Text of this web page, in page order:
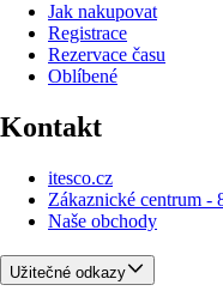
Jak nakupovat
Registrace
Rezervace času
Oblíbené
Kontakt
itesco.cz
Zákaznické centrum -
Naše obchody
Užitečné odkazy